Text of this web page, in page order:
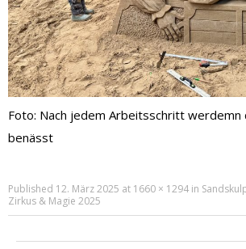
Foto: Nach jedem Arbeitsschritt werdemn
benässt
Published 12. März 2025 at 1660 × 1294 in
Zirkus & Magie 2025